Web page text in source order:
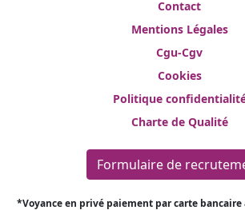
Contact
Mentions Légales
Cgu-Cgv
Cookies
Politique
Charte de Qualité
Formulaire de
*Voyance en privé paiement par carte bancaire